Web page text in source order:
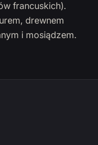
francuskich).
drewnem
i mosiądzem.